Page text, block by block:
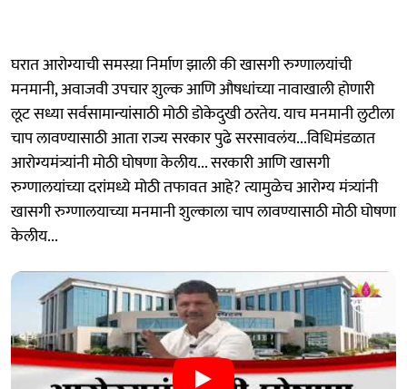
घरात आरोग्याची समस्य़ा निर्माण झाली की खासगी रुग्णालयांची
मनमानी, अवाजवी उपचार शुल्क आणि औषधांच्या नावाखाली होणारी
लूट सध्या सर्वसामान्यांसाठी मोठी डोकेदुखी ठरतेय. याच मनमानी लुटीला
चाप लावण्यासाठी आता राज्य सरकार पुढे सरसावलंय...विधिमंडळात
आरोग्यमंत्र्यांनी मोठी घोषणा केलीय... सरकारी आणि खासगी
रुग्णालयांच्या दरांमध्ये मोठी तफावत आहे? त्यामुळेच आरोग्य मंत्र्यांनी
खासगी रुग्णालयाच्या मनमानी शुल्काला चाप लावण्यासाठी मोठी घोषणा
केलीय...